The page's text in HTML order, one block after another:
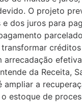
O projeto
e dos juros para
arrecadação
da Receita,
ampliar a
estoque de